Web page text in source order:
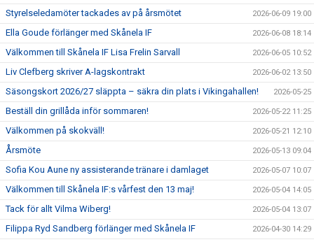
Styrelseledamöter tackades av på årsmötet 2026-06-09 19:00
Ella Goude förlänger med Skånela IF 2026-06-08 18:14
Välkommen till Skånela IF Lisa Frelin Sarvall 2026-06-05 10:52
Liv Clefberg skriver A-lagskontrakt 2026-06-02 13:50
Säsongskort 2026/27 släppta – säkra din plats i Vikingahallen! 2026-05-25
Beställ din grillåda inför sommaren! 2026-05-22 11:25
Välkommen på skokväll! 2026-05-21 12:10
Årsmöte 2026-05-13 09:04
Sofia Kou Aune ny assisterande tränare i damlaget 2026-05-07 10:07
Välkommen till Skånela IF:s vårfest den 13 maj! 2026-05-04 14:05
Tack för allt Vilma Wiberg! 2026-05-04 13:07
Filippa Ryd Sandberg förlänger med Skånela IF 2026-04-30 14:29